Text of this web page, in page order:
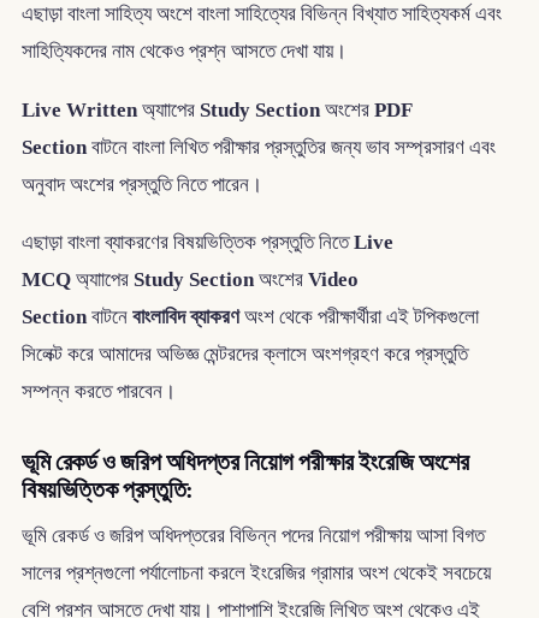
এছাড়া বাংলা সাহিত্য অংশে বাংলা সাহিত্যের বিভিন্ন বিখ্যাত সাহিত্যকর্ম এবং
সাহিত্যিকদের নাম থেকেও প্রশ্ন আসতে দেখা যায়।
Live Writtenঅ্যাাপের Study Sectionঅংশের PDF
Sectionবাটনে বাংলা লিখিত পরীক্ষার প্রস্তুতির জন্য ভাব সম্প্রসারণ এবং
অনুবাদ অংশের প্রস্তুতি নিতে পারেন।
এছাড়া বাংলা ব্যাকরণের বিষয়ভিত্তিক প্রস্তুতি নিতেLive
MCQঅ্যাাপের Study Sectionঅংশের Video
Sectionবাটনে বাংলাবিদ ব্যাকরণঅংশ থেকে পরীক্ষার্থীরা এই টপিকগুলো
সিলেক্ট করে আমাদের অভিজ্ঞ মেন্টরদের ক্লাসে অংশগ্রহণ করে প্রস্তুতি
সম্পন্ন করতে পারবেন।
ভূমি রেকর্ড ও জরিপ অধিদপ্তর নিয়োগ পরীক্ষার ইংরেজি অংশের
বিষয়ভিত্তিক প্রস্তুতি:
ভূমি রেকর্ড ও জরিপ অধিদপ্তরের বিভিন্ন পদের নিয়োগ পরীক্ষায় আসা বিগত
সালের প্রশ্নগুলো পর্যালোচনা করলে ইংরেজির গ্রামার অংশ থেকেই সবচেয়ে
বেশি প্রশ্ন আসতে দেখা যায়। পাশাপাশি ইংরেজি লিখিত অংশ থেকেও এই